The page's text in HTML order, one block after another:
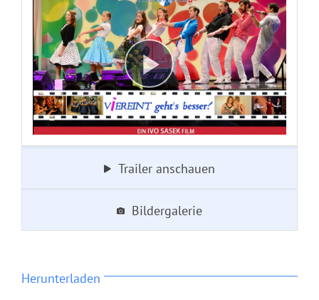
Trailer anschauen
Bildergalerie
Herunterladen